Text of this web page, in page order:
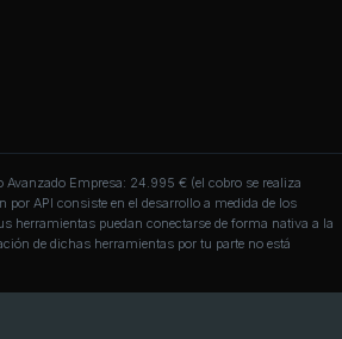
Avanzado Empresa: 24.995 € (el cobro se realiza
por API consiste en el desarrollo a medida de los
herramientas puedan conectarse de forma nativa a la
de dichas herramientas por tu parte no está